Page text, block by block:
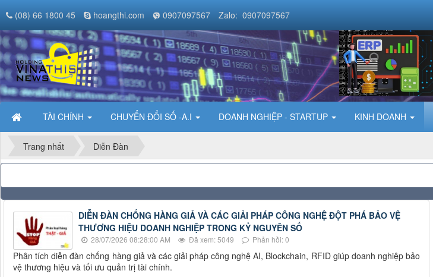
TÀI CHÍNH CHUYỂN ĐỔI SỐ -A.I DOANH NGHIỆP - STARTUP KINH DOANH
(08) 66 1800 45 hoangthi.com 0907097567 Zalo: 0907097567
Trang nhất Diễn Đàn
DIỄN ĐÀN CHỐNG HÀNG GIẢ VÀ CÁC GIẢI PHÁP CÔNG NGHỆ ĐỘT PHÁ BẢO VỆ
THƯƠNG HIỆU DOANH NGHIỆP TRONG KỶ NGUYÊN SỐ
28/07/2026 08:28:00 AM Đã xem: 5049 Phản hồi: 0
Phân tích diễn đàn chống hàng giả và các giải pháp công nghệ AI, Blockchain, RFID giúp doanh nghiệp bảo
vệ thương hiệu và tối ưu quản trị tài chính.